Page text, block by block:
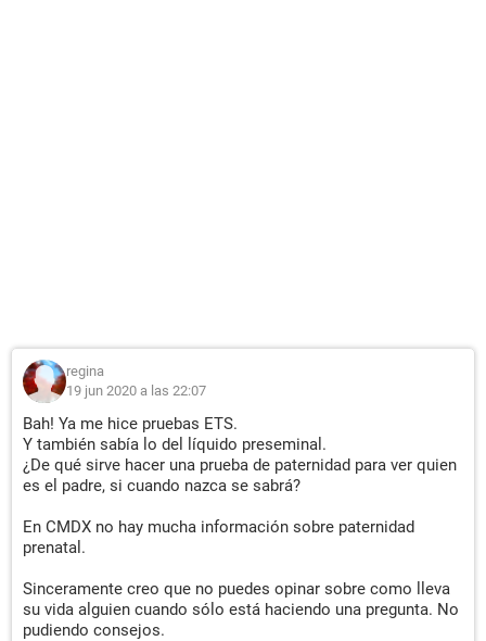
regina
19 jun 2020 a las 22:07
Bah! Ya me hice pruebas ETS.
Y también sabía lo del líquido preseminal.
¿De qué sirve hacer una prueba de paternidad para ver quien
es el padre, si cuando nazca se sabrá?
En CMDX no hay mucha información sobre paternidad
prenatal.
Sinceramente creo que no puedes opinar sobre como lleva
su vida alguien cuando sólo está haciendo una pregunta. No
pudiendo consejos.